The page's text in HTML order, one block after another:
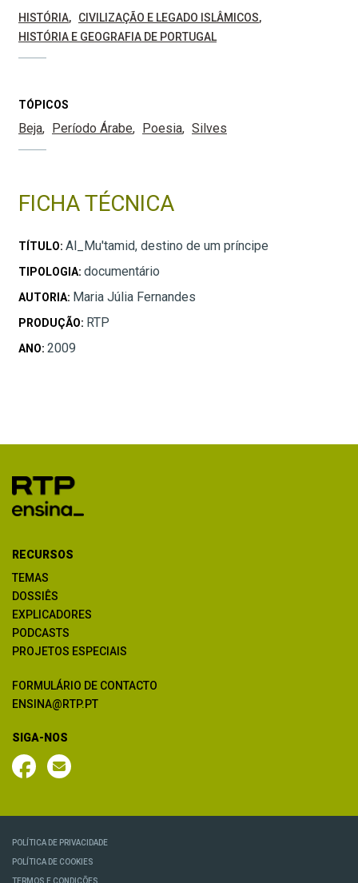
HISTÓRIA
CIVILIZAÇÃO E LEGADO ISLÂMICOS
HISTÓRIA E GEOGRAFIA DE PORTUGAL
TÓPICOS
Beja Período Árabe Poesia Silves
FICHA TÉCNICA
TÍTULO: Al_Mu'tamid, destino de um príncipe
TIPOLOGIA: documentário
AUTORIA: Maria Júlia Fernandes
PRODUÇÃO: RTP
ANO: 2009
RECURSOS
TEMAS
DOSSIÊS
EXPLICADORES
PODCASTS
PROJETOS ESPECIAIS
FORMULÁRIO DE CONTACTO
ENSINA@RTP.PT
SIGA-NOS
POLÍTICA DE PRIVACIDADE
POLÍTICA DE COOKIES
TERMOS E CONDIÇÕES